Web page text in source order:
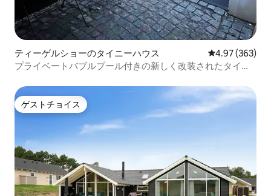
ティーゲルショーのタイニーハウス レビュー363
4.97 (363)
プライベートバブルプール付きの新しく改装されたタイニ
ゲストチョイス
ゲストチョイス